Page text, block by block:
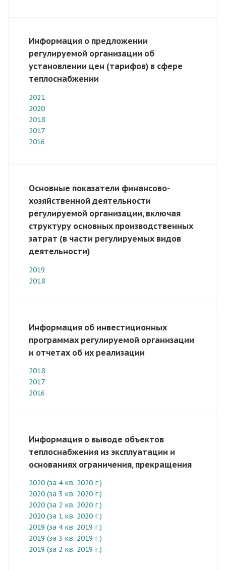
Информация о предложении
регулируемой организации об
установлении цен (тарифов) в сфере
теплоснабжении
2021
2020
2018
2017
2016
Основные показатели финансово-
хозяйственной деятельности
регулируемой организации, включая
структуру основных производственных
затрат (в части регулируемых видов
деятельности)
2019
2018
Информация об инвестиционных
программах регулируемой организации
и отчетах об их реализации
2018
2017
2016
Информация о выводе объектов
теплоснабжения из эксплуатации и
основаниях ограничения, прекращения
2020 (за 4 кв. 2020 г.)
2020 (за 3 кв. 2020 г.)
2020 (за 2 кв. 2020 г.)
2020 (за 1 кв. 2020 г.)
2019 (за 4 кв. 2019 г.)
2019 (за 3 кв. 2019 г.)
2019 (за 2 кв. 2019 г.)